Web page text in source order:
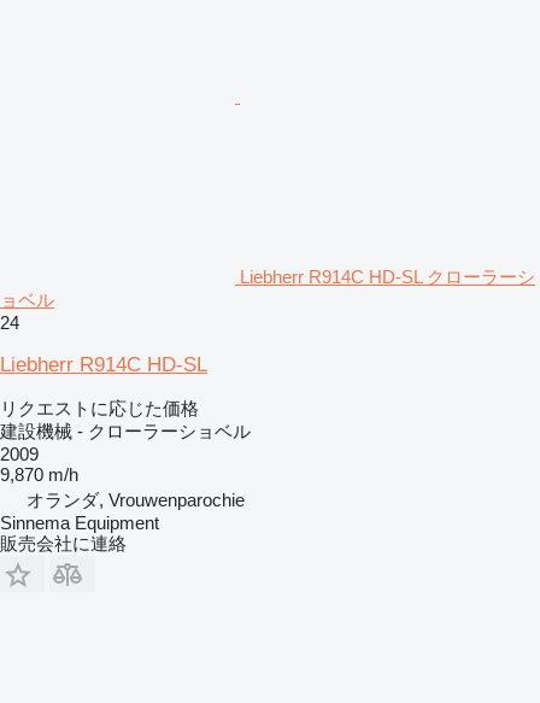
Liebherr R914C HD-SL クローラーシ
ョベル
24
Liebherr R914C HD-SL
リクエストに応じた価格
建設機械 - クローラーショベル
2009
9,870 m/h
オランダ, Vrouwenparochie
Sinnema Equipment
販売会社に連絡